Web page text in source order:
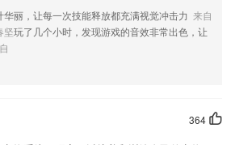
基于超级记忆原理，为单词提供正统、巧记、
，为2265用户供给了由入门到精学的教育系统
常用品；
华丽，让每一次技能释放都充满视觉冲击力 来自
坚玩了几个小时，发现游戏的音效非常出色，让
364